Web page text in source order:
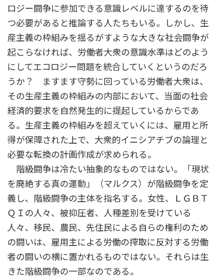
ロジー闘争に参加できる意識レベルに達するのを待
つ必要があると推論する人たちもいる。しかし、生
産主義の枠組みを揺るがすような大きな社会闘争が
起こらなければ、労働者大衆の意識水準はどのよう
にしてエコロジー問題を統合していくというのだろ
うか？ ますます守勢に回っている労働者大衆は、
その生産主義の枠組みの内部において、当面の社会
経済的要求を自然発生的に提起しているからであ
る。生産主義の枠組みを超えていくには、雇用と所
得が保障された上で、大衆的イニシアチブの論理と
必要な転換の計画作成が求められる。
階級闘争は冷たい抽象的なものではない。「現状
を廃絶する真の運動」（マルクス）が階級闘争を定
義し、階級闘争の主体を指名する。女性、ＬＧＢＴ
ＱＩの人々、被抑圧者、人種差別を受けている
人々、移民、農民、先住民による自らの権利のため
の闘いは、雇用主による労働の搾取に反対する労働
者の闘いの横に置かれるものではない。それらは生
きた階級闘争の一部なのである。